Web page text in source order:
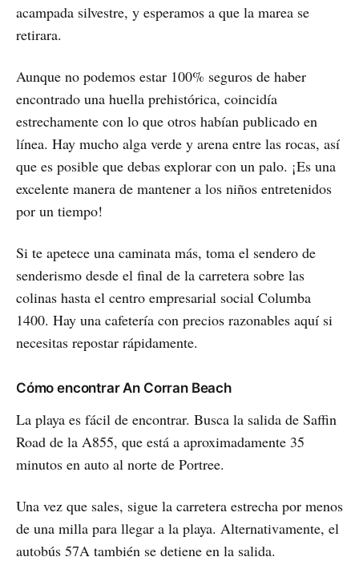
acampada silvestre, y esperamos a que la marea se
retirara.
Aunque no podemos estar 100% seguros de haber
encontrado una huella prehistórica, coincidía
estrechamente con lo que otros habían publicado en
línea. Hay mucho alga verde y arena entre las rocas, así
que es posible que debas explorar con un palo. ¡Es una
excelente manera de mantener a los niños entretenidos
por un tiempo!
Si te apetece una caminata más, toma el sendero de
senderismo desde el final de la carretera sobre las
colinas hasta el centro empresarial social Columba
1400. Hay una cafetería con precios razonables aquí si
necesitas repostar rápidamente.
Cómo encontrar An Corran Beach
La playa es fácil de encontrar. Busca la salida de Saffin
Road de la A855, que está a aproximadamente 35
minutos en auto al norte de Portree.
Una vez que sales, sigue la carretera estrecha por menos
de una milla para llegar a la playa. Alternativamente, el
autobús 57A también se detiene en la salida.